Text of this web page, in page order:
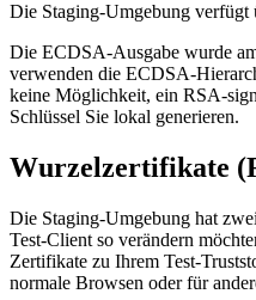
Die Staging-Umgebung
Die ECDSA-Ausgabe wurde
verwenden die ECDSA-
keine Möglichkeit, ein RSA-
Schlüssel Sie lokal generieren.
Wurzelzertifikate
Die Staging-Umgebung hat
Test-Client so verändern
Zertifikate zu Ihrem Test-
normale Browsen oder für